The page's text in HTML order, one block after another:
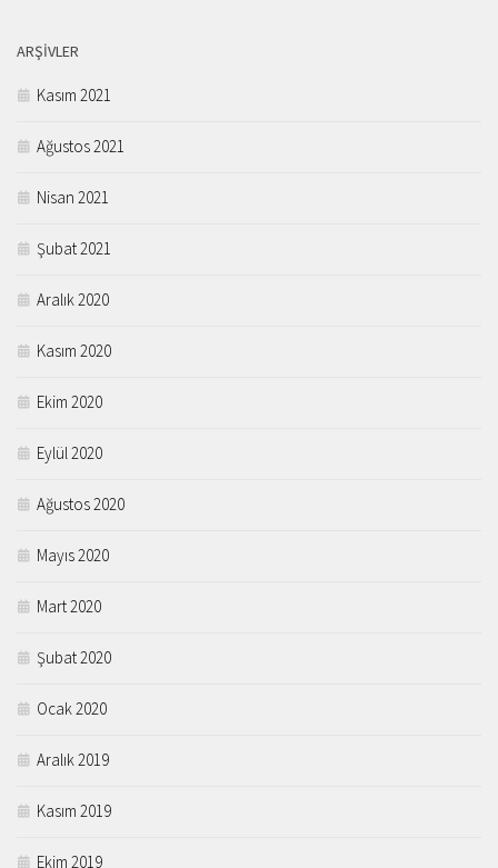
ARŞIVLER
Kasım 2021
Ağustos 2021
Nisan 2021
Şubat 2021
Aralık 2020
Kasım 2020
Ekim 2020
Eylül 2020
Ağustos 2020
Mayıs 2020
Mart 2020
Şubat 2020
Ocak 2020
Aralık 2019
Kasım 2019
Ekim 2019